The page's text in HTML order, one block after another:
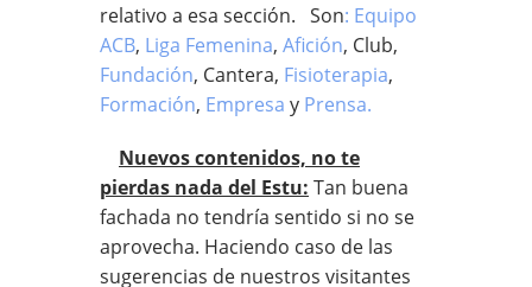
relativo a esa sección. Son: Equipo
ACB, Liga Femenina, Afición, Club,
Fundación, Cantera, Fisioterapia,
Formación, Empresa y Prensa.
Nuevos contenidos, no te
pierdas nada del Estu: Tan buena
fachada no tendría sentido si no se
aprovecha. Haciendo caso de las
sugerencias de nuestros visitantes